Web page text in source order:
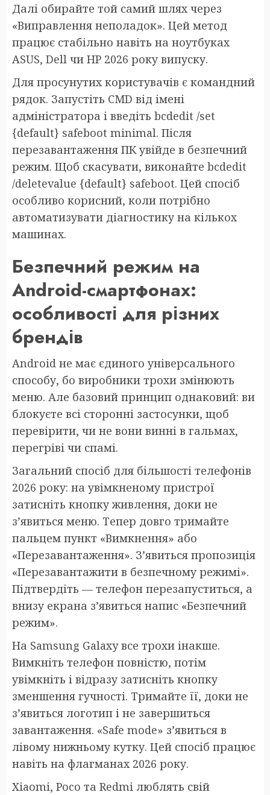
Далі обирайте той самий шлях через
«Виправлення неполадок». Цей метод
працює стабільно навіть на ноутбуках
ASUS, Dell чи HP 2026 року випуску.
Для просунутих користувачів є командний
рядок. Запустіть CMD від імені
адміністратора і введіть bcdedit /set
{default} safeboot minimal. Після
перезавантаження ПК увійде в безпечний
режим. Щоб скасувати, виконайте bcdedit
/deletevalue {default} safeboot. Цей спосіб
особливо корисний, коли потрібно
автоматизувати діагностику на кількох
машинах.
Безпечний режим на
Android-смартфонах:
особливості для різних
брендів
Android не має єдиного універсального
способу, бо виробники трохи змінюють
меню. Але базовий принцип однаковий: ви
блокуєте всі сторонні застосунки, щоб
перевірити, чи не вони винні в гальмах,
перегріві чи спамі.
Загальний спосіб для більшості телефонів
2026 року: на увімкненому пристрої
затисніть кнопку живлення, доки не
з’явиться меню. Тепер довго тримайте
пальцем пункт «Вимкнення» або
«Перезавантаження». З’явиться пропозиція
«Перезавантажити в безпечному режимі».
Підтвердіть — телефон перезапуститься, а
внизу екрана з’явиться напис «Безпечний
режим».
На Samsung Galaxy все трохи інакше.
Вимкніть телефон повністю, потім
увімкніть і відразу затисніть кнопку
зменшення гучності. Тримайте її, доки не
з’явиться логотип і не завершиться
завантаження. «Safe mode» з’явиться в
лівому нижньому кутку. Цей спосіб працює
навіть на флагманах 2026 року.
Xiaomi, Poco та Redmi люблять свій